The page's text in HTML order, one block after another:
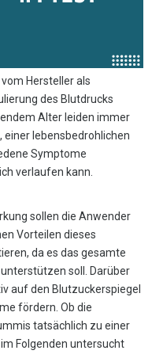
Hersteller als
des Blutdrucks
Alter leiden immer
einer lebensbedrohlichen
Symptome
verlaufen kann.
sollen die Anwender
Vorteilen dieses
da es das gesamte
soll. Darüber
auf den Blutzuckerspiegel
fördern. Ob die
tatsächlich zu einer
Folgenden untersucht